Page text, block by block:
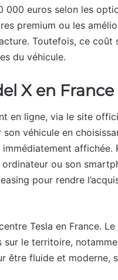
euros selon les
premium ou les
Toutefois, ce coût
du véhicule.
X en France
en ligne, via le site
véhicule en
affichée.
ou son
pour rendre
Tesla en France.
le territoire,
être fluide et moderne,